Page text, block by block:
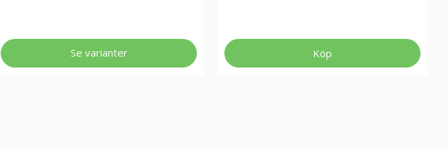
Se varianter Köp